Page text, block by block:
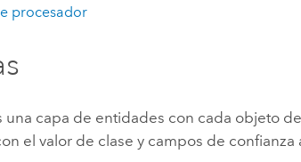
procesador
una capa de entidades con cada objeto
el valor de clase y campos de confianza